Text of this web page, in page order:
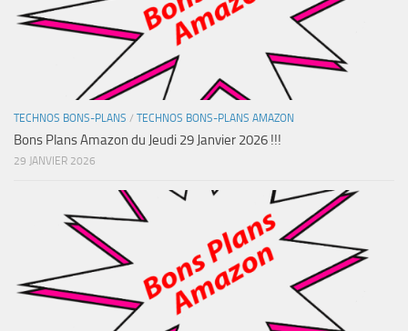
TECHNOS BONS-PLANS / TECHNOS BONS-PLANS AMAZON
Bons Plans Amazon du Jeudi 29 Janvier 2026 !!!
29 JANVIER 2026